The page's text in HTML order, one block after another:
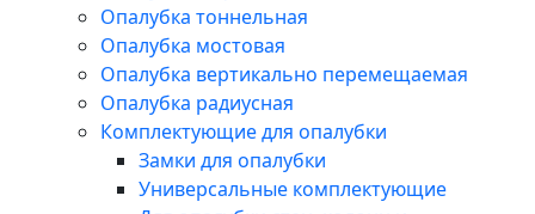
Опалубка тоннельная
Опалубка мостовая
Опалубка вертикально перемещаемая
Опалубка радиусная
Комплектующие для опалубки
Замки для опалубки
Универсальные комплектующие